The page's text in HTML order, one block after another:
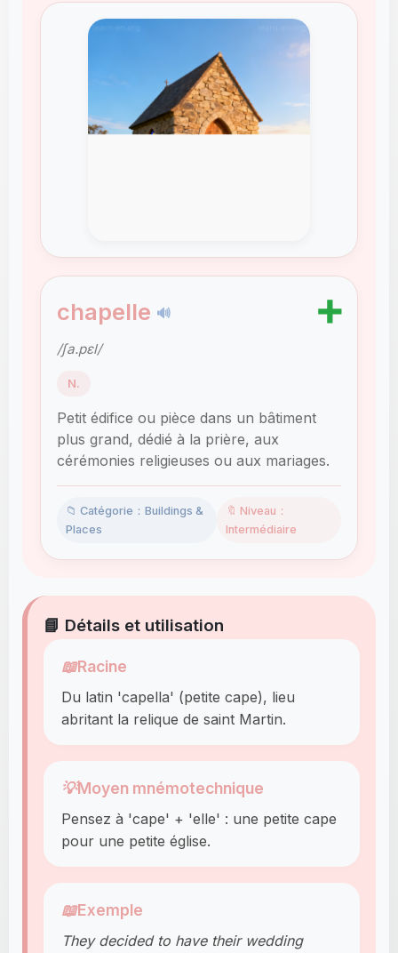
chapelle 🔊 ➕
/ʃa.pɛl/
N.
Petit édifice ou pièce dans un bâtiment
plus grand, dédié à la prière, aux
cérémonies religieuses ou aux mariages.
📁 Catégorie：Buildings &
Places
🔖 Niveau：
Intermédiaire
📘 Détails et utilisation
📖Racine
Du latin 'capella' (petite cape), lieu
abritant la relique de saint Martin.
💡Moyen mnémotechnique
Pensez à 'cape' + 'elle' : une petite cape
pour une petite église.
📖Exemple
They decided to have their wedding